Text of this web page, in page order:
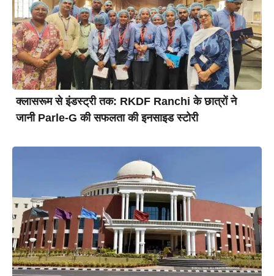
क्लासरूम से इंडस्ट्री तक: RKDF Ranchi के छात्रों ने
जानी Parle-G की सफलता की इनसाइड स्टोरी